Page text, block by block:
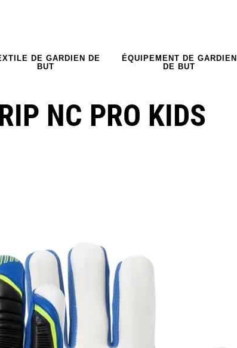
DE GARDIEN DE
BUT
ÉQUIPEMENT DE GARDIEN
DE BUT
NC PRO KIDS